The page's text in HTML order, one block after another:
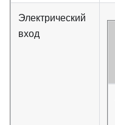
Электрический
вход